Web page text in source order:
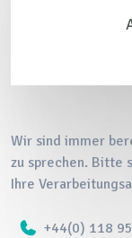
Wir sind immer
zu sprechen. Bitte
Ihre
+44(0) 118